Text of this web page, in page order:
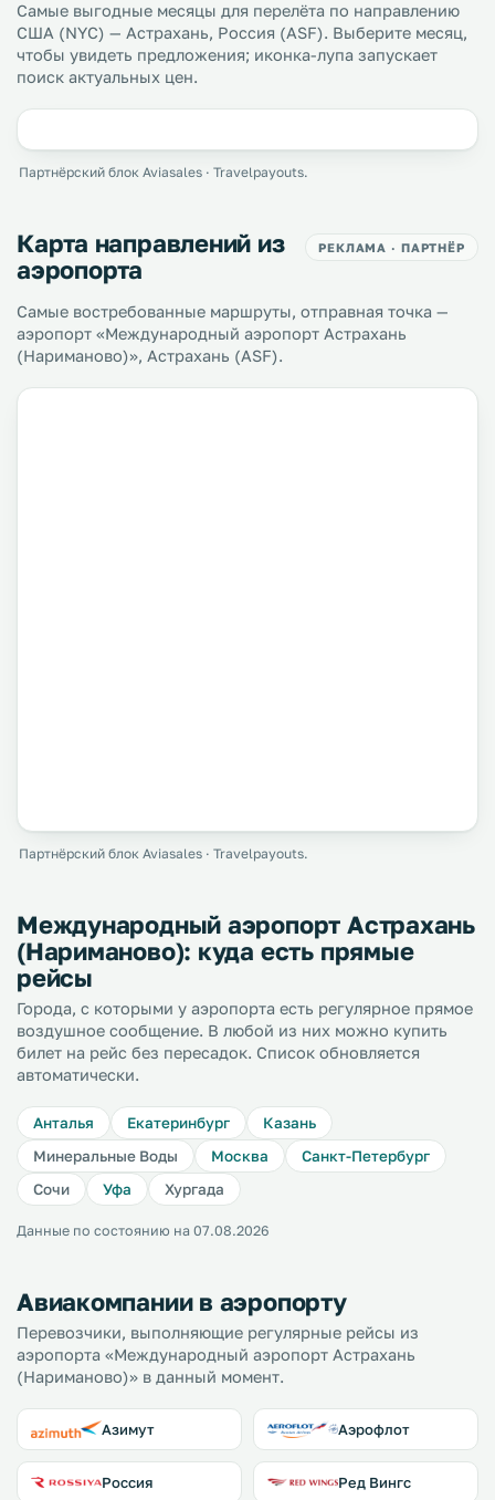
Самые выгодные месяцы для перелёта по направлению
США (NYC) — Астрахань, Россия (ASF). Выберите месяц,
чтобы увидеть предложения; иконка-лупа запускает
поиск актуальных цен.
Партнёрский блок Aviasales · Travelpayouts.
Карта направлений из
аэропорта
РЕКЛАМА · ПАРТНЁР
Самые востребованные маршруты, отправная точка —
аэропорт «Международный аэропорт Астрахань
(Нариманово)», Астрахань (ASF).
Партнёрский блок Aviasales · Travelpayouts.
Международный аэропорт Астрахань
(Нариманово): куда есть прямые
рейсы
Города, с которыми у аэропорта есть регулярное прямое
воздушное сообщение. В любой из них можно купить
билет на рейс без пересадок. Список обновляется
автоматически.
Анталья Екатеринбург
Казань
Минеральные Воды
Москва
Санкт-Петербург
Сочи
Уфа Хургада
Данные по состоянию на 07.08.2026
Авиакомпании в аэропорту
Перевозчики, выполняющие регулярные рейсы из
аэропорта «Международный аэропорт Астрахань
(Нариманово)» в данный момент.
Азимут Аэрофлот
Россия Ред Вингс